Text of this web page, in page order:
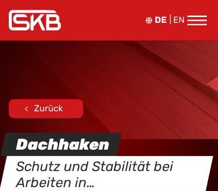
DE EN
Zurück
Dachhaken
Schutz und Stabilität bei
Arbeiten in…